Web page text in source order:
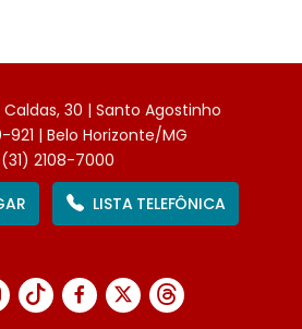
Caldas, 30 | Santo Agostinho
921 | Belo Horizonte/MG
(31) 2108-7000
LISTA TELEFÔNICA